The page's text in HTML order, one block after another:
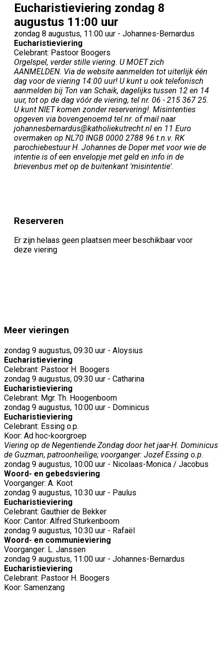
Eucharistieviering zondag 8
augustus 11:00 uur
zondag 8 augustus, 11:00 uur - Johannes-Bernardus
Eucharistieviering
Celebrant: Pastoor Boogers
Orgelspel, verder stille viering. U MOET zich
AANMELDEN. Via de website aanmelden tot uiterlijk één
dag voor de viering 14:00 uur! U kunt u ook telefonisch
aanmelden bij Ton van Schaik, dagelijks tussen 12 en 14
uur, tot op de dag vóór de viering, tel nr. 06 - 215 367 25.
U kunt NIET komen zonder reservering!. Misintenties
opgeven via bovengenoemd tel.nr. of mail naar
johannesbernardus@katholiekutrecht.nl en 11 Euro
overmaken op NL70 INGB 0000 2788 96 t.n.v. RK
parochiebestuur H. Johannes de Doper met voor wie de
intentie is of een envelopje met geld en info in de
brievenbus met op de buitenkant 'misintentie'.
Reserveren
Er zijn helaas geen plaatsen meer beschikbaar voor
deze viering
Meer vieringen
zondag 9 augustus, 09:30 uur - Aloysius
Eucharistieviering
Celebrant: Pastoor H. Boogers
zondag 9 augustus, 09:30 uur - Catharina
Eucharistieviering
Celebrant: Mgr. Th. Hoogenboom
zondag 9 augustus, 10:00 uur - Dominicus
Eucharistieviering
Celebrant: Essing o.p.
Koor: Ad hoc-koorgroep
Viering op de Negentiende Zondag door het jaar-H. Dominicus
de Guzman, patroonheilige; voorganger: Jozef Essing o.p.
zondag 9 augustus, 10:00 uur - Nicolaas-Monica / Jacobus
Woord- en gebedsviering
Voorganger: A. Koot
zondag 9 augustus, 10:30 uur - Paulus
Eucharistieviering
Celebrant: Gauthier de Bekker
Koor: Cantor: Alfred Sturkenboom
zondag 9 augustus, 10:30 uur - Rafaël
Woord- en communieviering
Voorganger: L. Janssen
zondag 9 augustus, 11:00 uur - Johannes-Bernardus
Eucharistieviering
Celebrant: Pastoor H. Boogers
Koor: Samenzang